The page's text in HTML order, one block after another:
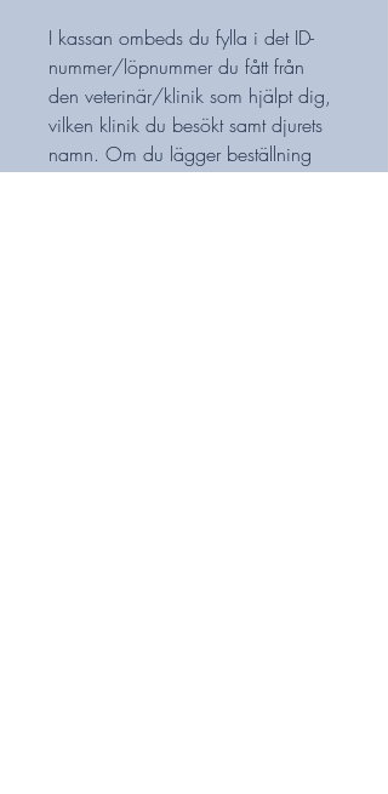
I kassan ombeds du fylla i det ID-
nummer/löpnummer du fått från
den veterinär/klinik som hjälpt dig,
vilken klinik du besökt samt djurets
namn. Om du lägger beställning